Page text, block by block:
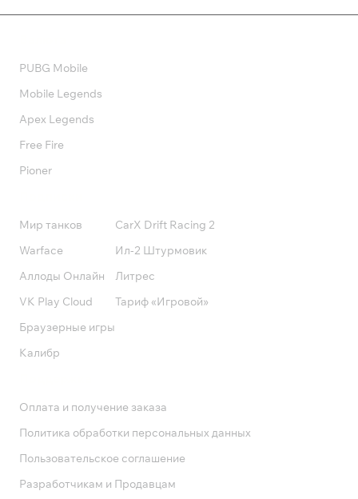
PUBG Mobile
Mobile Legends
Apex Legends
Free Fire
Pioner
Мир танков
Warface
Аллоды Онлайн
VK Play Cloud
Браузерные игры
Калибр
CarX Drift Racing 2
Ил-2 Штурмовик
Литрес
Тариф «Игровой»
Оплата и получение заказа
Политика обработки персональных данных
Пользовательское соглашение
Разработчикам и Продавцам